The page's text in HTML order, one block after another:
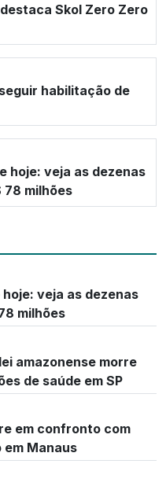
Skol Zero Zero
habilitação de
hoje: veja as dezenas
78 milhões
veja as dezenas
milhões
amazonense morre
de saúde em SP
em confronto com
Manaus